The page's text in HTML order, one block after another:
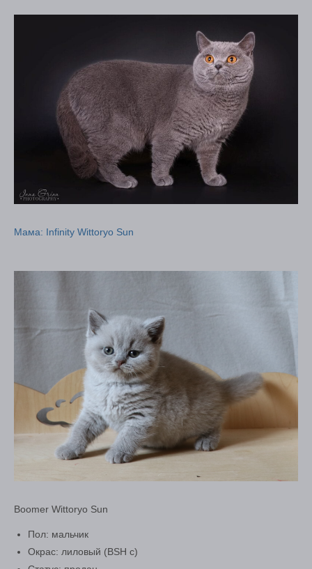
Мамa: Infinity Wittoryo Sun
Boomer Wittoryo Sun
Пол: мальчик
Окрас: лиловый (BSH c)